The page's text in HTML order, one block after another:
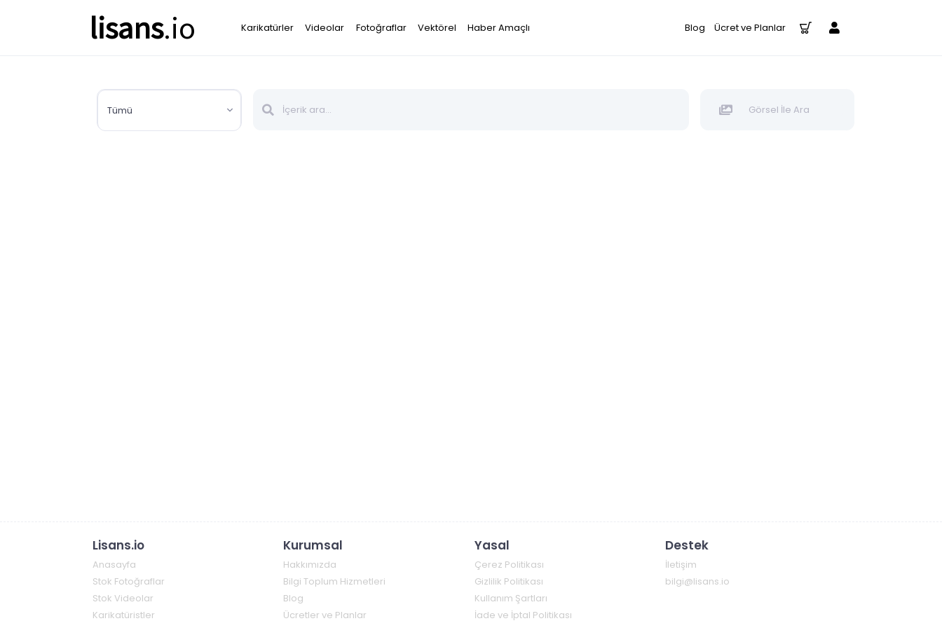
lisans.io Karikatürler Videolar Fotoğraflar Vektörel Haber Amaçlı Blog Ücret ve Planlar
Tümü Görsel İle Ara
Lisans.io
Anasayfa
Stok Fotoğraflar
Stok Videolar
Karikatüristler
Kurumsal
Hakkımızda
Bilgi Toplum Hizmetleri
Blog
Ücretler ve Planlar
Yasal
Çerez Politikası
Gizlilik Politikası
Kullanım Şartları
İade ve İptal Politikası
Destek
İletişim
bilgi@lisans.io